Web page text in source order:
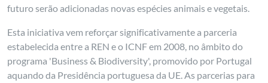
futuro serão adicionadas novas espécies animais e vegetais.
Esta iniciativa vem reforçar significativamente a parceria
estabelecida entre a REN e o ICNF em 2008, no âmbito do
programa 'Business & Biodiversity', promovido por Portugal
aquando da Presidência portuguesa da UE. As parcerias para